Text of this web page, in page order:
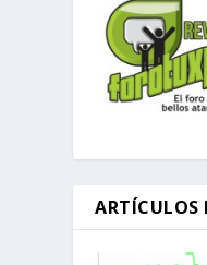
ARTÍCULOS